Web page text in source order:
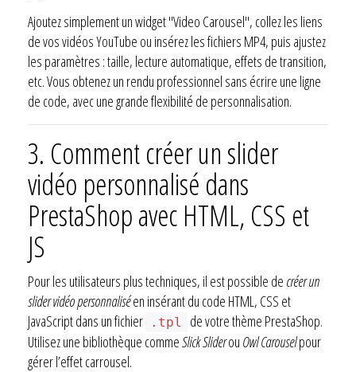
Ajoutez simplement un widget "Video Carousel", collez les liens
de vos vidéos YouTube ou insérez les fichiers MP4, puis ajustez
les paramètres : taille, lecture automatique, effets de transition,
etc. Vous obtenez un rendu professionnel sans écrire une ligne
de code, avec une grande flexibilité de personnalisation.
3. Comment créer un slider
vidéo personnalisé dans
PrestaShop avec HTML, CSS et
JS
Pour les utilisateurs plus techniques, il est possible de créer un
slider vidéo personnaliséen insérant du code HTML, CSS et
JavaScript dans un fichier
.tpl
de votre thème PrestaShop.
Utilisez une bibliothèque commeSlick Sliderou Owl Carouselpour
gérer l’effet carrousel.